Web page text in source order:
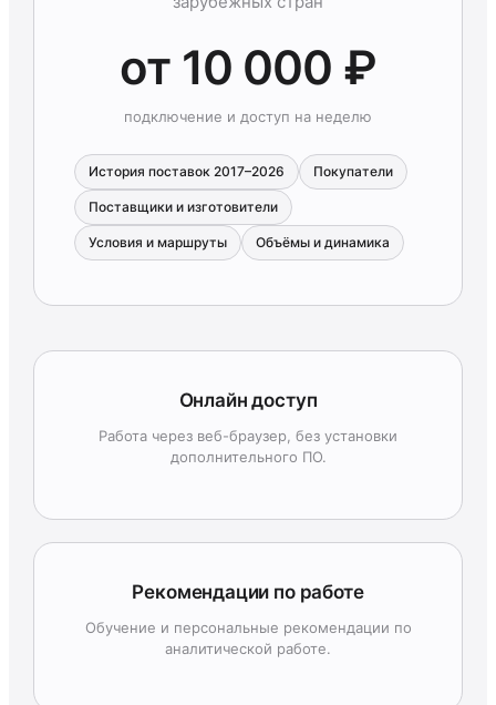
от 10 000 ₽
подключение и доступ на неделю
История поставок 2017–2026 Покупатели
Поставщики и изготовители
Условия и маршруты Объёмы и динамика
Онлайн доступ
Работа через веб-браузер, без установки
дополнительного ПО.
Рекомендации по работе
Обучение и персональные рекомендации по
аналитической работе.